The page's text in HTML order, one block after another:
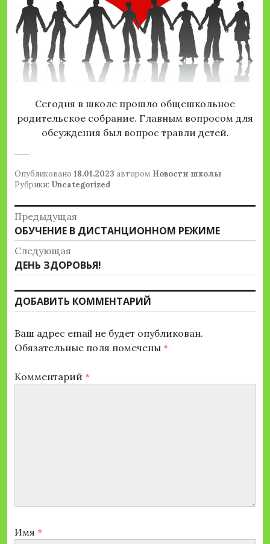
Сегодня в школе прошло общешкольное
родительское собрание. Главным вопросом для
обсуждения был вопрос травли детей.
Опубликовано 18.01.2023 автором Новости школы
Рубрики: Uncategorized
Навигация
по
записям
Предыдущая
Предыдущая
запись:
ОБУЧЕНИЕ В ДИСТАНЦИОННОМ РЕЖИМЕ
Следующая
Следующая
запись:
ДЕНЬ ЗДОРОВЬЯ!
ДОБАВИТЬ КОММЕНТАРИЙ
Ваш адрес email не будет опубликован.
Обязательные поля помечены *
Комментарий *
Имя *